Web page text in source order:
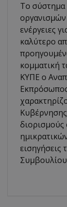
Το σύστημα
οργανισμών
ενέργειες
καλύτερο
κομματική
ΚΥΠΕ ο
διορισμούς
εισηγήσεις